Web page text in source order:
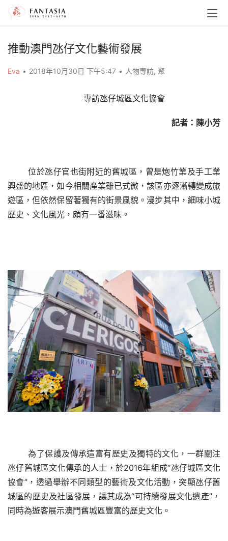
推動澳門氹仔文化藝術發展
Eva • 2018年10月30日 下午5:47 • 人物專訪, 聚
專訪氹仔城區文化協會
記者：陳小芳
位於氹仔官也街附近的舊城區，曾是炮竹業及手工業
興盛的地區，如今相關產業雖已式微，該區亦逐漸轉變成旅
遊區，但依然保留著獨有的街景風貌。漫步其中，細味小城
歷史、文化風光，頗有一番滋味。
為了保護及傳承這富有歷史及獨特的文化，一群關注
氹仔舊城區文化傳承的人士， 於2016年組成“氹仔城區文化
協會”，透過舉辦不同類型的藝術及文化活動，突顯氹仔舊
城區的歷史及社區發展，讓其成為“可持續發展文化遺產”，
同時為遊客展示澳門舊城區豐富的歷史文化。